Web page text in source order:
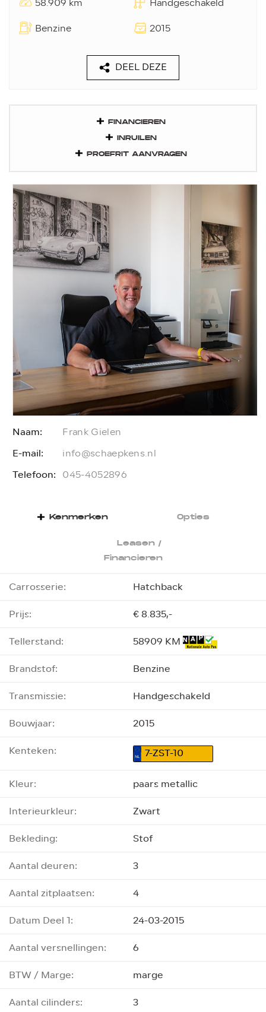
Benzine
2015
DEEL DEZE
FINANCIEREN
INRUILEN
PROEFRIT AANVRAGEN
Naam: Frank Gielen
E-mail: info@schaepkens.nl
Telefoon: 045-4052896
Kenmerken Opties
Leasen /
Financieren
Carrosserie:
Hatchback
Prijs:
€ 8.835,-
Tellerstand:
58909 KM
Brandstof:
Benzine
Transmissie:
Handgeschakeld
Bouwjaar:
2015
Kenteken:
7-ZST-10
Kleur:
paars metallic
Interieurkleur:
Zwart
Bekleding:
Stof
Aantal deuren:
3
Aantal zitplaatsen:
4
Datum Deel 1:
24-03-2015
Aantal versnellingen:
6
BTW / Marge:
marge
Aantal cilinders:
3